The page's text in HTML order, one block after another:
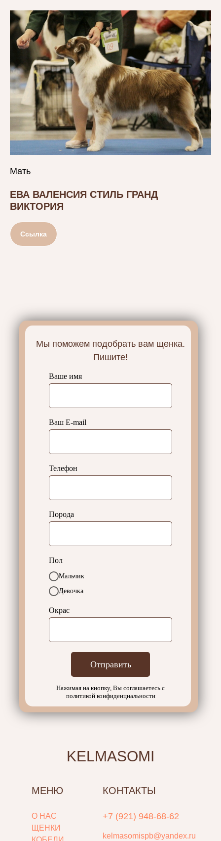
Мать
ЕВА ВАЛЕНСИЯ СТИЛЬ ГРАНД
ВИКТОРИЯ
Ссылка
Мы поможем подобрать вам щенка.
Пишите!
Ваше имя
Ваш E-mail
Телефон
Порода
Пол
Мальчик
Девочка
Окрас
Отправить
Нажимая на кнопку, Вы соглашаетесь с
политикой конфиденциальности
KELMASOMI
МЕНЮ КОНТАКТЫ
+7 (921) 948-68-62
kelmasomispb@yandex.ru
О НАС
ЩЕНКИ